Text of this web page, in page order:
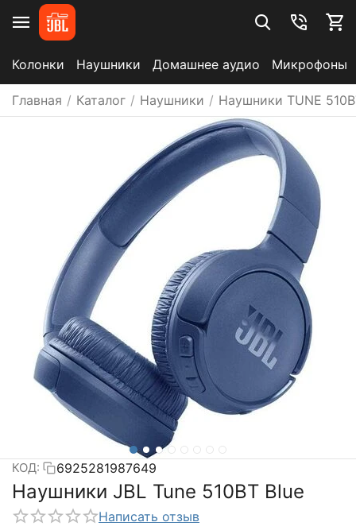
Колонки Наушники Домашнее аудио Микрофоны
Главная / Каталог / Наушники / Наушники TUNE
КОД: 6925281987649
Наушники JBL Tune 510BT Blue
Написать отзыв